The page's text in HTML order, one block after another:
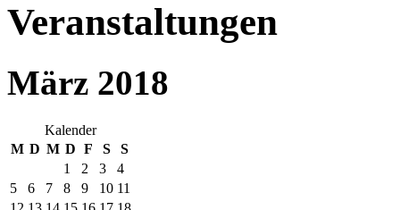
Veranstaltungen
März 2018
Kalender
M D M D F S
S
1
2 3
4
5
6 7 8 9 10 11